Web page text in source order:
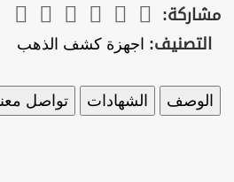
مشاركة:
التصنيف: اجهزة كشف الذهب
الوصف الشهادات تواصل